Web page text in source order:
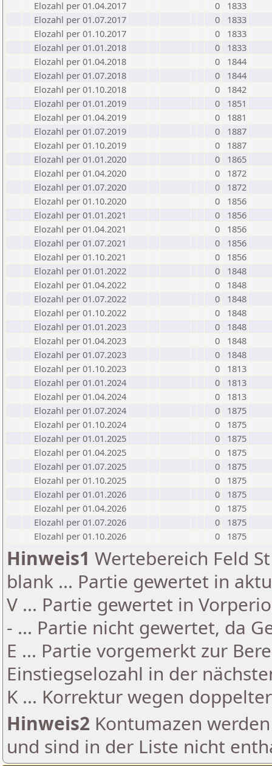
Elozahl per 01.04.2017
0
1833
Elozahl per 01.07.2017
0
1833
Elozahl per 01.10.2017
0
1833
Elozahl per 01.01.2018
0
1833
Elozahl per 01.04.2018
0
1844
Elozahl per 01.07.2018
0
1844
Elozahl per 01.10.2018
0
1842
Elozahl per 01.01.2019
0
1851
Elozahl per 01.04.2019
0
1881
Elozahl per 01.07.2019
0
1887
Elozahl per 01.10.2019
0
1887
Elozahl per 01.01.2020
0
1865
Elozahl per 01.04.2020
0
1872
Elozahl per 01.07.2020
0
1872
Elozahl per 01.10.2020
0
1856
Elozahl per 01.01.2021
0
1856
Elozahl per 01.04.2021
0
1856
Elozahl per 01.07.2021
0
1856
Elozahl per 01.10.2021
0
1856
Elozahl per 01.01.2022
0
1848
Elozahl per 01.04.2022
0
1848
Elozahl per 01.07.2022
0
1848
Elozahl per 01.10.2022
0
1848
Elozahl per 01.01.2023
0
1848
Elozahl per 01.04.2023
0
1848
Elozahl per 01.07.2023
0
1848
Elozahl per 01.10.2023
0
1813
Elozahl per 01.01.2024
0
1813
Elozahl per 01.04.2024
0
1813
Elozahl per 01.07.2024
0
1875
Elozahl per 01.10.2024
0
1875
Elozahl per 01.01.2025
0
1875
Elozahl per 01.04.2025
0
1875
Elozahl per 01.07.2025
0
1875
Elozahl per 01.10.2025
0
1875
Elozahl per 01.01.2026
0
1875
Elozahl per 01.04.2026
0
1875
Elozahl per 01.07.2026
0
1875
Elozahl per 01.10.2026
0 1875
Hinweis1 Wertebereich Feld
blank ... Partie gewertet in
V ... Partie gewertet in
- ... Partie nicht gewertet, da
E ... Partie vorgemerkt zur
Einstiegselozahl in der
K ... Korrektur wegen
Hinweis2 Kontumazen
und sind in der Liste nicht